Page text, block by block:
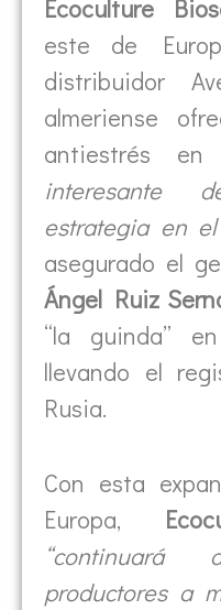
Ecoculture
este de
distribuidor
almeriense
antiestrés en
interesante
estrategia en
asegurado el
Ángel Ruiz
“la guinda”
llevando el
Rusia.
Con esta
Europa,
productores a